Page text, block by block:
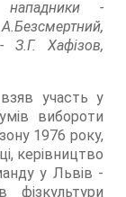
нападники -
З.Г. Хафізов,
участь у
вибороти
1976 року,
керівництво
у Львів -
фізкультури